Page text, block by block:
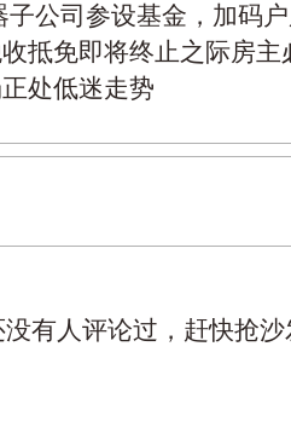
公司参设基金，加码
抵免即将终止之际房主
处低迷走势
没有人评论过，赶快抢沙